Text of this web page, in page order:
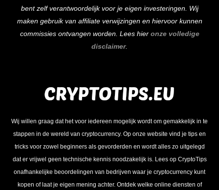
bent zelf verantwoordelijk voor je eigen investeringen. Wij
maken gebruik van affiliate verwijzingen en hiervoor kunnen
commissies ontvangen worden. Lees hier onze volledige
disclaimer.
Wij willen graag dat het voor iedereen mogelijk wordt om gemakkelijk in te
stappen in de wereld van cryptocurrency. Op onze website vind je tips en
tricks voor zowel beginners als gevorderden en wordt alles zo uitgelegd
dat er vrijwel geen technische kennis noodzakelijk is. Lees op CryptoTips
onafhankelijke beoordelingen van bedrijven waar je cryptocurrency kunt
kopen of laat je eigen mening achter. Ontdek welke online diensten of